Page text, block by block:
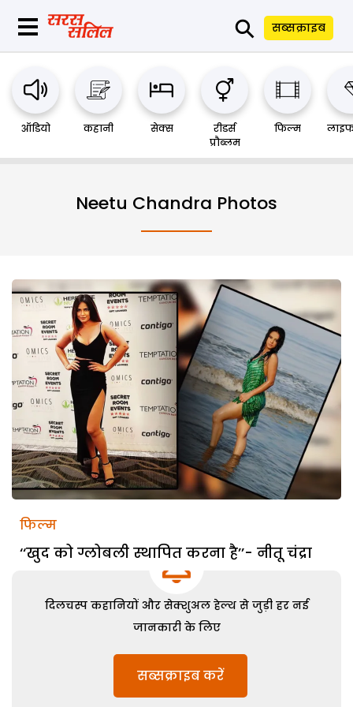
⚲ सब्सक्राइब
ऑडियो कहानी सेक्स
रीडर्स
प्रौब्लम
फिल्म
Neetu Chandra Photos
फिल्म
‘‘खुद को ग्लोबली स्थापित करना है’’- नीतू चंद्रा
दिलचस्प कहानियों और सेक्शुअल हेल्थ से जुड़ी हर नई
जानकारी के लिए
सब्सक्राइब करें